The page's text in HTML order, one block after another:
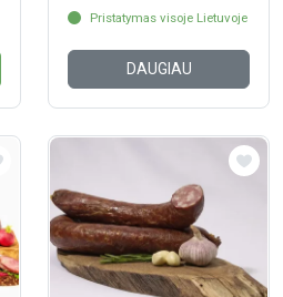
Pristatymas visoje Lietuvoje
DAUGIAU